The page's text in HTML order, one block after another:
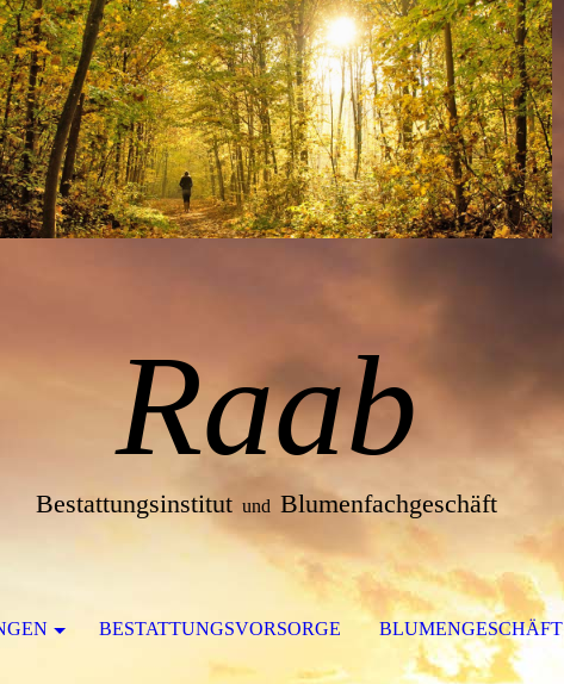
Raab
Bestattungsinstitutund Blumenfachgeschäft
BESTATTUNGSVORSORGE BLUMENGESCHÄFT